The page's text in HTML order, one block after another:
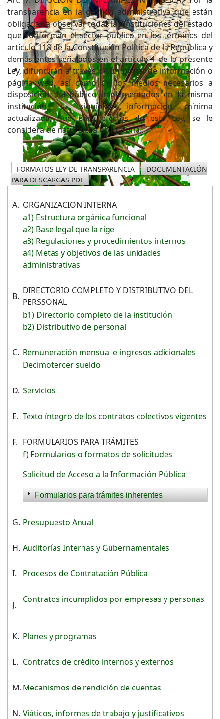
transparencia en la gestión administrativa que están
obligadas a observar todas las Instituciones del estado
que conforman el sector público en los términos del
artículo 118 de la Constitución Política de la República y
demás entes señalados en el artículo 1 de la presente
Ley, difundirán a través de un portal de información o
página web, así como de los medios necesarios a
disposición del público implementados en la misma
institución, la siguiente información mínima
actualizada, que para efectos de esta Ley, se le
considera de naturaleza obligatoria.
FORMATOS LEY DE TRANSPARENCIA
DOCUMENTACIÓN
PARA DESCARGAS PDF
A. ORGANIZACION INTERNA
a1) Estructura orgánica funcional
a2) Base legal que la rige
a3) Regulaciones y procedimientos internos
a4) Metas y objetivos de las unidades
administrativas
B.
DIRECTORIO COMPLETO Y DISTRIBUTIVO DEL
PERSSONAL
b1) Directorio completo de la institución
b2) Distributivo de personal
C. Remuneración mensual e ingresos adicionales
Decimotercer sueldo
D. Servicios
E. Texto íntegro de los contratos colectivos vigentes
F. FORMULARIOS PARA TRÁMITES
f) Formularios o formatos de solicitudes
Solicitud de Acceso a la Información Pública
Formularios para trámites inherentes
G. Presupuesto Anual
H. Auditorías Internas y Gubernamentales
I. Procesos de Contratación Pública
J.
Contratos incumplidos por empresas y personas
K. Planes y programas
L. Contratos de crédito internos y externos
M.Mecanismos de rendición de cuentas
N. Viáticos, informes de trabajo y justificativos